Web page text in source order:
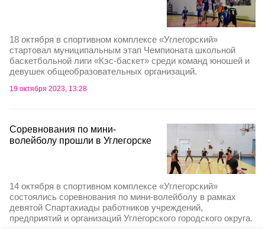
18 октября в спортивном комплексе «Углегорский»
стартовал муниципальным этап Чемпионата школьной
баскетбольной лиги «Кэс-баскет» среди команд юношей и
девушек общеобразовательных организаций.
19 октября 2023, 13:28
Соревнования по мини-
волейболу прошли в Углегорске
14 октября в спортивном комплексе «Углегорский»
состоялись соревнования по мини-волейболу в рамках
девятой Спартакиады работников учреждений,
предприятий и организаций Углегорского городского округа.